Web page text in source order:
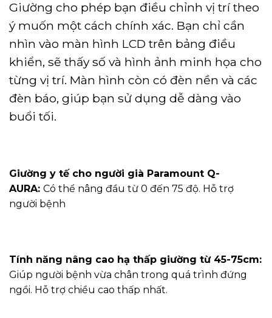
Giường cho phép bạn điều chỉnh vị trí theo
ý muốn một cách chính xác. Bạn chỉ cần
nhìn vào màn hình LCD trên bảng điều
khiển, sẽ thấy số và hình ảnh minh họa cho
từng vị trí. Màn hình còn có đèn nền và các
đèn báo, giúp bạn sử dụng dễ dàng vào
buổi tối.
Giường y tế cho người già Paramount Q-
AURA: Có thể nâng đầu từ 0 đến 75 độ. Hỗ trợ
người bệnh
Tính năng nâng cao hạ thấp giường từ 45-75cm:
Giúp người bệnh vừa chân trong quá trình đứng
ngồi. Hỗ trợ chiều cao thấp nhất.